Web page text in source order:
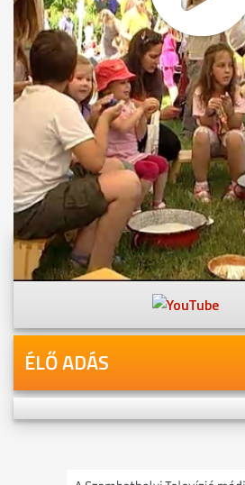
MEGOSZTÁS
Videóink
Youtube-
ÉLŐ ADÁS